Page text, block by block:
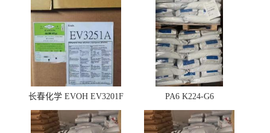
长春化学 EVOH EV3201F PA6 K224-G6